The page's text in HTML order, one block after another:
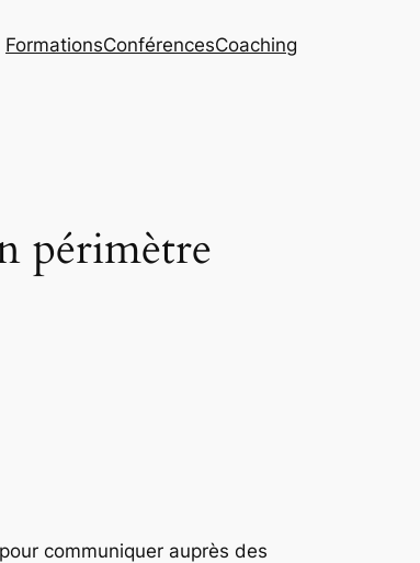
FormationsConférencesCoaching
périmètre
communiquer auprès des